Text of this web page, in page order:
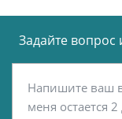
Задайте вопрос